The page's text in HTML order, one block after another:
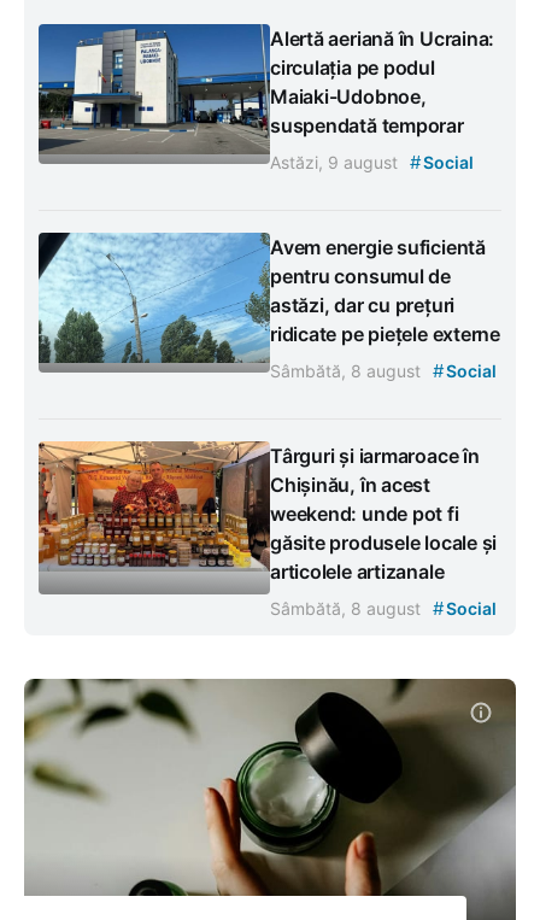
Alertă aeriană în Ucraina:
circulația pe podul
Maiaki-Udobnoe,
suspendată temporar
Astăzi, 9 august #Social
Avem energie suficientă
pentru consumul de
astăzi, dar cu prețuri
ridicate pe piețele externe
Sâmbătă, 8 august #Social
Târguri și iarmaroace în
Chișinău, în acest
weekend: unde pot fi
găsite produsele locale și
articolele artizanale
Sâmbătă, 8 august #Social